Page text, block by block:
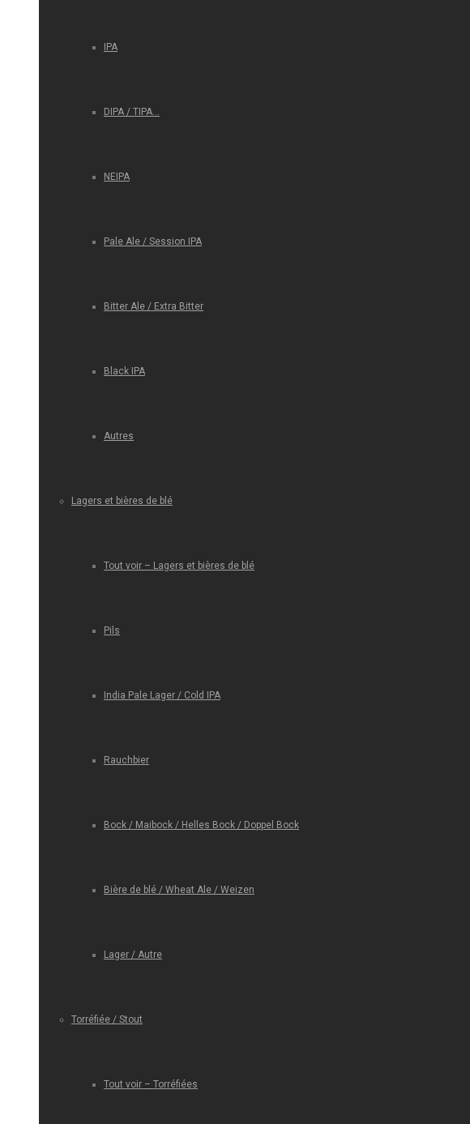
IPA
DIPA / TIPA…
NEIPA
Pale Ale / Session IPA
Bitter Ale / Extra Bitter
Black IPA
Autres
Lagers et bières de blé
Tout voir – Lagers et bières de blé
Pils
India Pale Lager / Cold IPA
Rauchbier
Bock / Maibock / Helles Bock / Doppel Bock
Bière de blé / Wheat Ale / Weizen
Lager / Autre
Torréfiée / Stout
Tout voir – Torréfiées